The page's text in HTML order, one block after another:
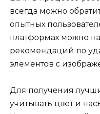
всегда можно
опытных
платформах можно
рекомендаций по
элементов с
Для получения
учитывать цвет и